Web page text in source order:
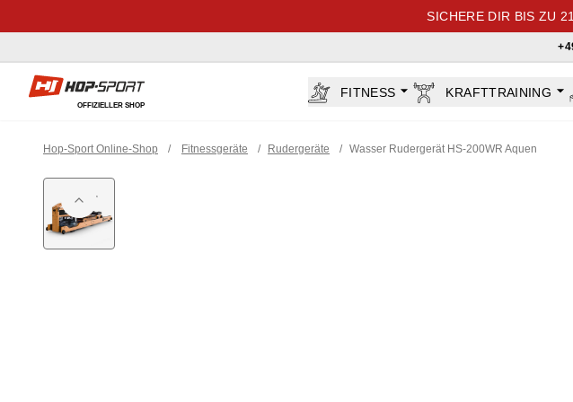
SICHERE DIR BIS ZU
Hop-sport.at
OFFIZIELLER SHOP
FITNESS KRAFTTRAINING
Hop-Sport Online-Shop / Fitnessgeräte / Rudergeräte / Wasser Rudergerät HS-200WR Aquen